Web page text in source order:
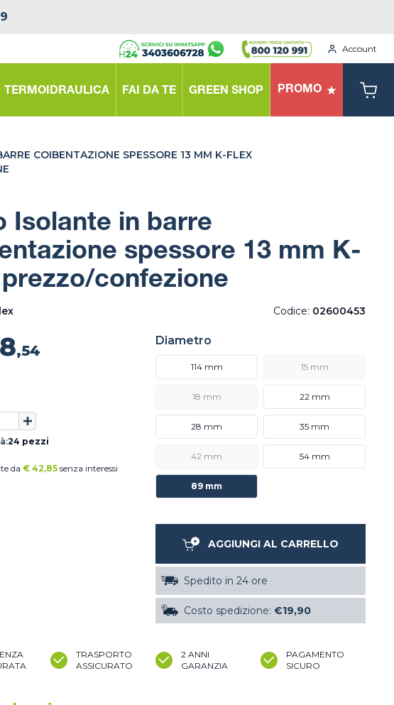
Account
TERMOIDRAULICA FAI DA TE GREEN SHOP PROMO
COIBENTAZIONE SPESSORE 13 MM K-FLEX
Isolante in barre
spessore 13 mm K-
prezzo/confezione
Codice: 02600453
,54
24 pezzi
da € 42,85 senza interessi
Diametro
114 mm 15 mm
18 mm 22 mm
28 mm 35 mm
42 mm 54 mm
89 mm
AGGIUNGI AL CARRELLO
Spedito in 24 ore
Costo spedizione: €19,90
TRASPORTO
ASSICURATO
2 ANNI
GARANZIA
PAGAMENTO
SICURO